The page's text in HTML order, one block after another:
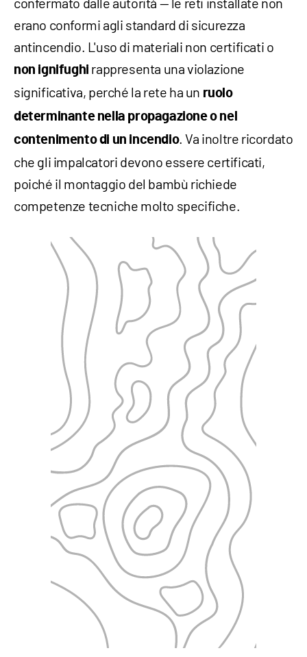
erano conformi agli standard di sicurezza
antincendio. L'uso di materiali non certificati o
non ignifughi rappresenta una violazione
significativa, perché la rete ha un ruolo
determinante nella propagazione o nel
contenimento di un incendio. Va inoltre ricordato
che gli impalcatori devono essere certificati,
poiché il montaggio del bambù richiede
competenze tecniche molto specifiche.